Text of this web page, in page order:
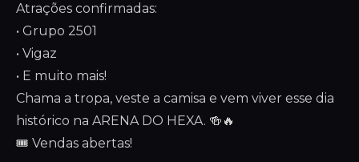
Atrações confirmadas:
• Grupo 2501
• Vigaz
• E muito mais!
Chama a tropa, veste a camisa e vem viver esse dia
histórico na ARENA DO HEXA. 🍻🔥
🎟️ Vendas abertas!